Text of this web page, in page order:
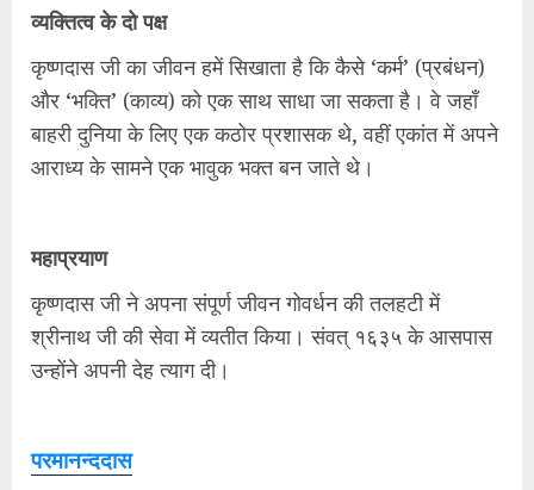
व्यक्तित्व के दो पक्ष
कृष्णदास जी का जीवन हमें सिखाता है कि कैसे ‘कर्म’ (प्रबंधन)
और ‘भक्ति’ (काव्य) को एक साथ साधा जा सकता है। वे जहाँ
बाहरी दुनिया के लिए एक कठोर प्रशासक थे, वहीं एकांत में अपने
आराध्य के सामने एक भावुक भक्त बन जाते थे।
महाप्रयाण
कृष्णदास जी ने अपना संपूर्ण जीवन गोवर्धन की तलहटी में
श्रीनाथ जी की सेवा में व्यतीत किया। संवत् १६३५ के आसपास
उन्होंने अपनी देह त्याग दी।
परमानन्ददास